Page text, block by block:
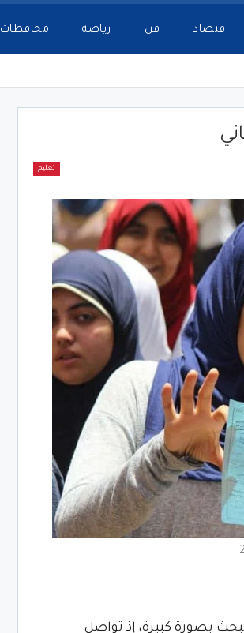
اقتصاد فن رياضة محافظات
تعليم
بصورة كبيرة، إذ تواصل